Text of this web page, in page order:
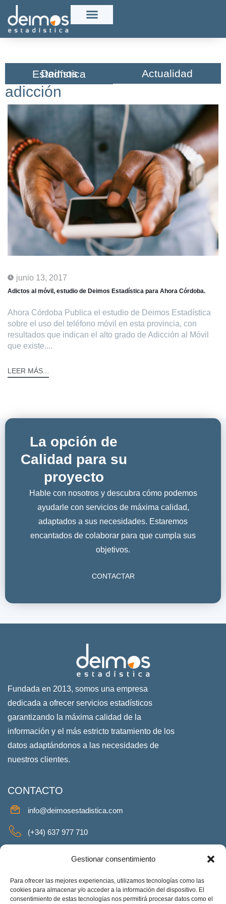
Gestionar consentimiento
Para ofrecer las mejores experiencias, utilizamos tecnologías como las
cookies para almacenar y/o acceder a la información del dispositivo. El
consentimiento de estas tecnologías nos permitirá procesar datos como el
Deimos Estadística​ Actualidad
adicción
junio 13, 2017
Adictos al móvil, estudio de Deimos Estadística para Ahora Córdoba.
Ahora Córdoba Publica el estudio de Deimos Estadística
sobre el uso del teléfono móvil en esta provincia, con
resultados que indican el alto grado de Adicción al Móvil
que existe....
LEER MÁS...
La opción de
Calidad para su
proyecto
Hable con nosotros y descubra cómo podemos
ayudarle con servicios de máxima calidad,
adaptados a sus necesidades. Estaremos
encantados de colaborar para que cumpla sus
objetivos.
CONTACTAR
Fundada en 2013, somos una empresa
dedicada a ofrecer servicios estadísticos
garantizando la máxima calidad de la
información y el más estricto tratamiento de los
datos adaptándonos a las necesidades de
nuestros clientes.
CONTACTO
info@deimosestadistica.com
(+34) 637 977 710